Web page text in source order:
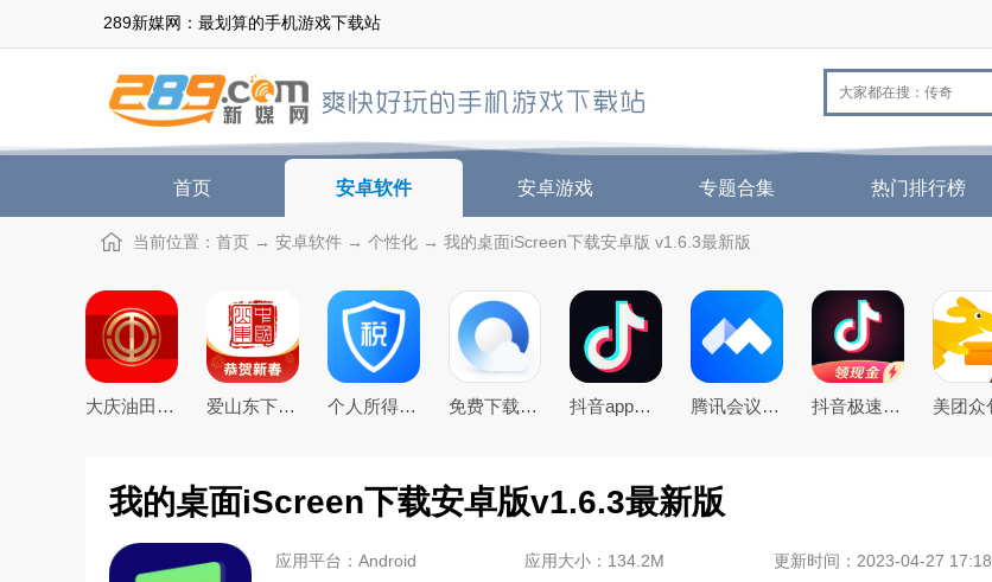
289新媒网：最划算的手机游戏下载站
首页 安卓软件 安卓游戏 专题合集 热门排行榜
当前位置： 首页 → 安卓软件 → 个性化 → 我的桌面iScreen下载安卓版 v1.6.3最新版
大庆油田工会app3.0最新版 爱山东下载app官方最新版 个人所得税app下载安装官方2026最新版 免费下载2026最新版手机QQ浏览器 抖音app官方最新版本 腾讯会议app下载安装2026年官方免费版 抖音极速版免费下载2026最新版
我的桌面iScreen下载安卓版v1.6.3最新版
应用平台：Android 应用大小：134.2M
更新时间：2023-04-27 17:18